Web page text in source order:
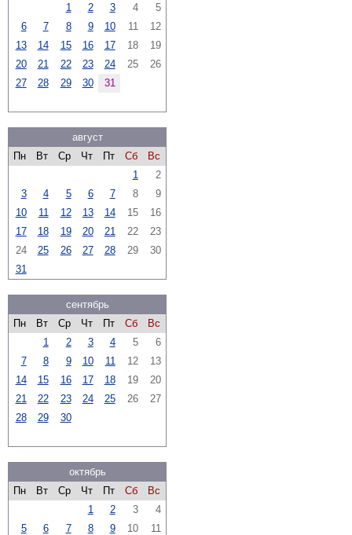
1
2 3 4
5
6
7 8 9 10 11
12
13
14 15 16 17 18
19
20
21 22 23 24 25
26
27
28 29 30 31
август
Пн
Вт Ср Чт Пт Сб
Вс
1
2
3
4 5 6 7 8
9
10
11 12 13 14 15
16
17
18 19 20 21 22
23
24
25 26 27 28 29
30
31
сентябрь
Пн
Вт Ср Чт Пт Сб
Вс
1
2 3 4 5
6
7
8 9 10 11 12
13
14
15 16 17 18 19
20
21
22 23 24 25 26
27
28
29 30
октябрь
Пн
Вт Ср Чт Пт Сб
Вс
1
2 3
4
5
6 7 8 9 10
11